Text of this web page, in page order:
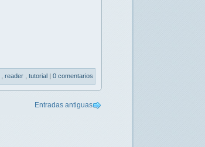
reader tutorial | 0 comentarios
Entradas antiguas